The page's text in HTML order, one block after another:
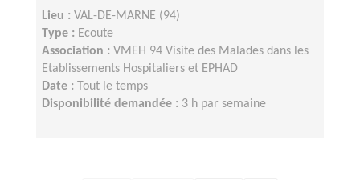
Lieu : VAL-DE-MARNE (94)
Type : Ecoute
Association : VMEH 94 Visite des Malades dans les
Etablissements Hospitaliers et EPHAD
Date :
Tout le temps
Disponibilité demandée : 3 h par semaine